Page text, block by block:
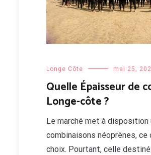
choix n’est pas à […]
LIRE LA SUITE
Longe Côte mai 25,
Quelle Épaisseur de
Longe-côte ?
Le marché met à disposition
combinaisons néoprènes,
choix. Pourtant, celle